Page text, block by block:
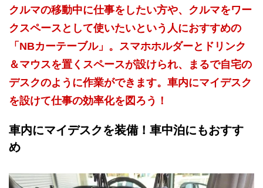
クルマの移動中に仕事をしたい方や、クルマをワー
クスペースとして使いたいという人におすすめの
「NBカーテーブル」。スマホホルダーとドリンク
＆マウスを置くスペースが設けられ、まるで自宅の
デスクのように作業ができます。車内にマイデスク
を設けて仕事の効率化を図ろう！
車内にマイデスクを装備！車中泊にもおすす
め